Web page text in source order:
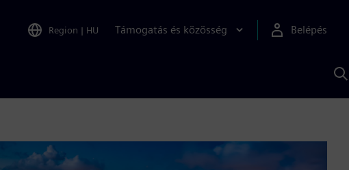
Region | HU Támogatás és közösség Belépés